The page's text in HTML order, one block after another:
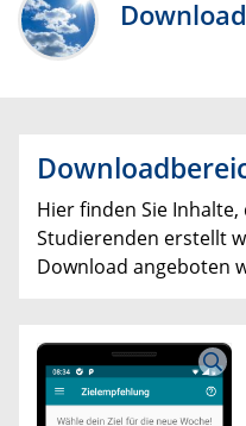
Hier finden Sie
Studierenden erstellt
Download angeboten